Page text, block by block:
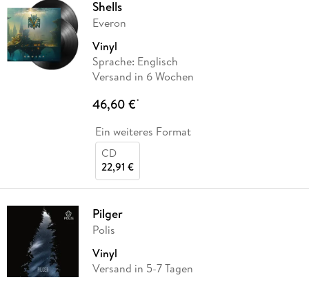
Shells
Everon
Vinyl
Sprache: Englisch
Versand in 6 Wochen
46,60 €*
Ein weiteres Format
CD
22,91 €
Pilger
Polis
Vinyl
Versand in 5-7 Tagen